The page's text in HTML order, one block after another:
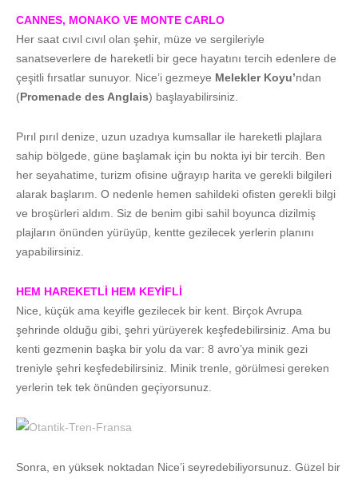
CANNES, MONAKO VE MONTE CARLO
Her saat cıvıl cıvıl olan şehir, müze ve sergileriyle
sanatseverlere de hareketli bir gece hayatını tercih edenlere de
çeşitli fırsatlar sunuyor. Nice’i gezmeye Melekler Koyu’ndan
(Promenade des Anglais) başlayabilirsiniz.
Pırıl pırıl denize, uzun uzadıya kumsallar ile hareketli plajlara
sahip bölgede, güne başlamak için bu nokta iyi bir tercih. Ben
her seyahatime, turizm ofisine uğrayıp harita ve gerekli bilgileri
alarak başlarım. O nedenle hemen sahildeki ofisten gerekli bilgi
ve broşürleri aldım. Siz de benim gibi sahil boyunca dizilmiş
plajların önünden yürüyüp, kentte gezilecek yerlerin planını
yapabilirsiniz.
HEM HAREKETLİ HEM KEYİFLİ
Nice, küçük ama keyifle gezilecek bir kent. Birçok Avrupa
şehrinde olduğu gibi, şehri yürüyerek keşfedebilirsiniz. Ama bu
kenti gezmenin başka bir yolu da var: 8 avro’ya minik gezi
treniyle şehri keşfedebilirsiniz. Minik trenle, görülmesi gereken
yerlerin tek tek önünden geçiyorsunuz.
Sonra, en yüksek noktadan Nice’i seyredebiliyorsunuz. Güzel bir